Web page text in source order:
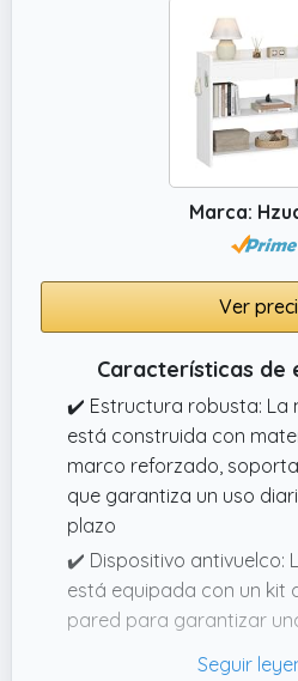
Marca:
Ver
Características de
✔️ Estructura robusta: La
está construida con
marco reforzado,
que garantiza un uso
plazo
✔️ Dispositivo antivuelco:
está equipada con un kit
pared para garantizar